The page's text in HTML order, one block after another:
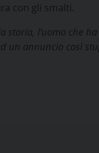
con gli smalti.
storia, l’uomo che
un annuncio così